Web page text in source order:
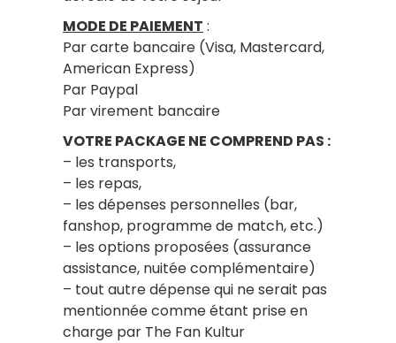
MODE DE PAIEMENT :
Par carte bancaire (Visa, Mastercard,
American Express)
Par Paypal
Par virement bancaire
VOTRE PACKAGE NE COMPREND PAS :
– les transports,
– les repas,
– les dépenses personnelles (bar,
fanshop, programme de match, etc.)
– les options proposées (assurance
assistance, nuitée complémentaire)
– tout autre dépense qui ne serait pas
mentionnée comme étant prise en
charge par The Fan Kultur